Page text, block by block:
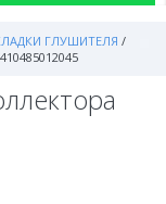
ГЛУШИТЕЛЯ /